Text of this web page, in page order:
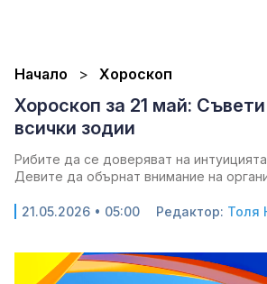
Начало Хороскоп
Хороскоп за 21 май: Съвети
всички зодии
Рибите да се доверяват на интуицията
Девите да обърнат внимание на
21.05.2026 • 05:00 Редактор: Толя